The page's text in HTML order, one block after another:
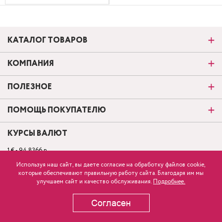
розница
ВЫБРАТЬ ЦВЕТ
КАТАЛОГ ТОВАРОВ
КОМПАНИЯ
ПОЛЕЗНОЕ
ПОМОЩЬ ПОКУПАТЕЛЮ
КУРСЫ ВАЛЮТ
1 € - 94.8366 р.
1 $ - 82.1665 р.
КАРТА САЙТА
Используя наш сайт, вы даете согласие на обработку файлов cookie,
которые обеспечивают правильную работу сайта. Благодаря им мы
улучшаем сайт и качество обслуживания. Подробнее.
Согласен